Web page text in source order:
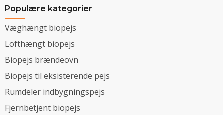
Populære kategorier
Væghængt biopejs
Lofthængt biopejs
Biopejs brændeovn
Biopejs til eksisterende pejs
Rumdeler indbygningspejs
Fjernbetjent biopejs